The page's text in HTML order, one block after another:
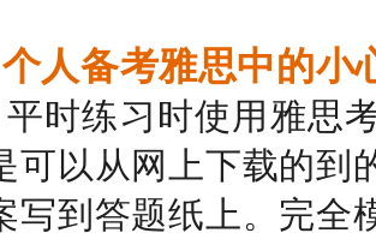
人备考雅思中的小
平时练习时使用雅思
可以从网上下载的到
写到答题纸上。 完全